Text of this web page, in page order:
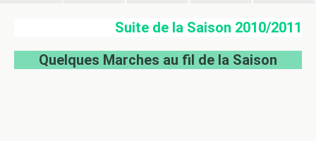
Suite de la Saison 2010/2011
Quelques Marches au fil de la Saison